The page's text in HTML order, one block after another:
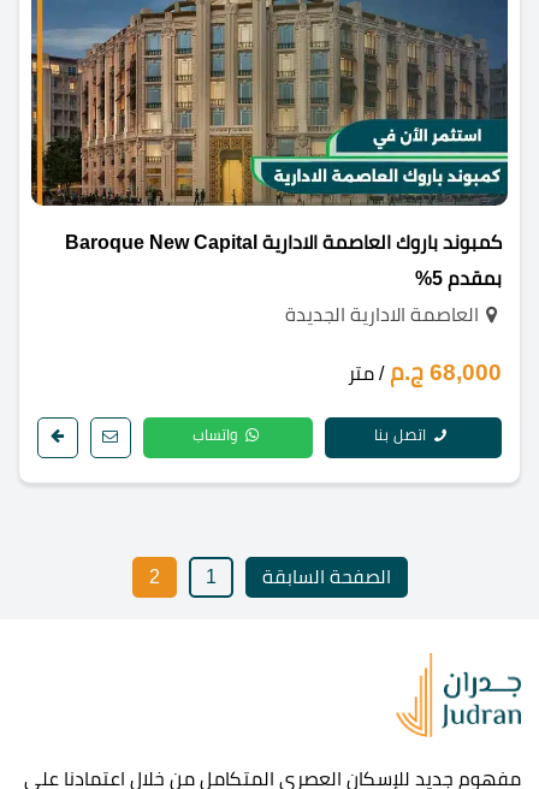
كمبوند باروك العاصمة الادارية Baroque New Capital
بمقدم 5%
العاصمة الادارية الجديدة
68,000 ج.م / متر
اتصل بنا واتساب
الصفحة السابقة 1
2
مفهوم جديد للإسكان العصرى المتكامل من خلال اعتمادنا على